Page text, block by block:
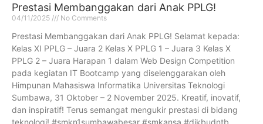
Prestasi Membanggakan dari Anak PPLG!
04/11/2025 No Comments
Prestasi Membanggakan dari Anak PPLG! Selamat kepada:
Kelas XI PPLG – Juara 2 Kelas X PPLG 1 – Juara 3 Kelas X
PPLG 2 – Juara Harapan 1 dalam Web Design Competition
pada kegiatan IT Bootcamp yang diselenggarakan oleh
Himpunan Mahasiswa Informatika Universitas Teknologi
Sumbawa, 31 Oktober – 2 November 2025. Kreatif, inovatif,
dan inspiratif! Terus semangat mengukir prestasi di bidang
teknologi! #smkn1sumbawabesar #smkansa #dikbudntb